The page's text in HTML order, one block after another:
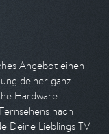
Angebot einen
deiner ganz
Hardware
nach
Deine Lieblings TV